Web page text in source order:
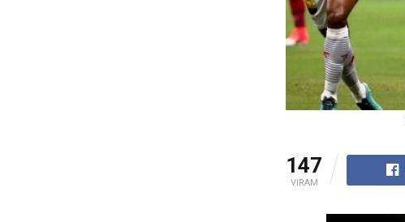
147
VIRAM